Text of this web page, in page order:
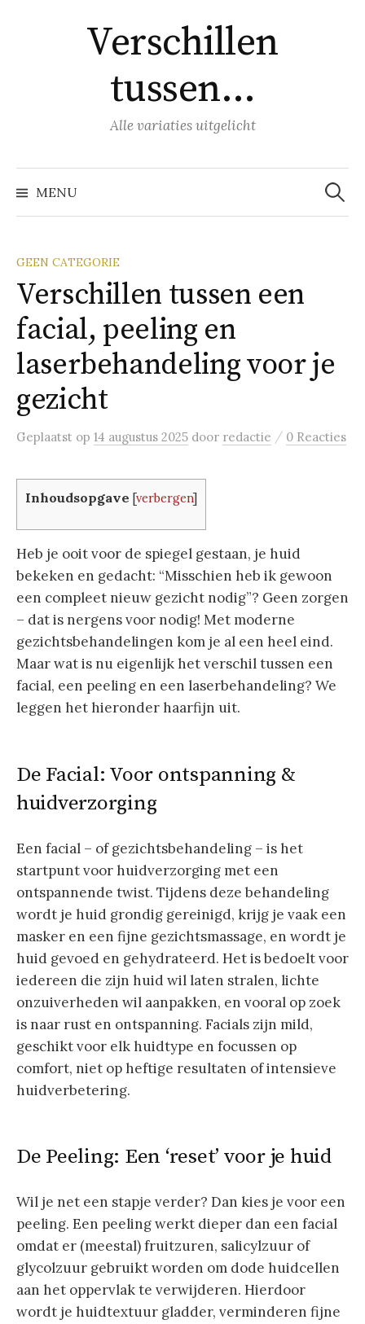
Verschillen
tussen…
Alle variaties uitgelicht
MENU
Zoeken
naar:
GEEN CATEGORIE
Verschillen tussen een
facial, peeling en
laserbehandeling voor je
gezicht
Geplaatst op 14 augustus 2025 door redactie / 0 Reacties
Inhoudsopgave [verbergen]
Heb je ooit voor de spiegel gestaan, je huid
bekeken en gedacht: “Misschien heb ik gewoon
een compleet nieuw gezicht nodig”? Geen zorgen
– dat is nergens voor nodig! Met moderne
gezichtsbehandelingen kom je al een heel eind.
Maar wat is nu eigenlijk het verschil tussen een
facial, een peeling en een laserbehandeling? We
leggen het hieronder haarfijn uit.
De Facial: Voor ontspanning &
huidverzorging
Een facial – of gezichtsbehandeling – is het
startpunt voor huidverzorging met een
ontspannende twist. Tijdens deze behandeling
wordt je huid grondig gereinigd, krijg je vaak een
masker en een fijne gezichtsmassage, en wordt je
huid gevoed en gehydrateerd. Het is bedoelt voor
iedereen die zijn huid wil laten stralen, lichte
onzuiverheden wil aanpakken, en vooral op zoek
is naar rust en ontspanning. Facials zijn mild,
geschikt voor elk huidtype en focussen op
comfort, niet op heftige resultaten of intensieve
huidverbetering.
De Peeling: Een ‘reset’ voor je huid
Wil je net een stapje verder? Dan kies je voor een
peeling. Een peeling werkt dieper dan een facial
omdat er (meestal) fruitzuren, salicylzuur of
glycolzuur gebruikt worden om dode huidcellen
aan het oppervlak te verwijderen. Hierdoor
wordt je huidtextuur gladder, verminderen fijne